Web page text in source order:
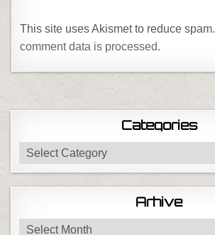
This site uses Akismet to reduce spam.
comment data is processed.
Categories
Categories
Arhive
Arhive